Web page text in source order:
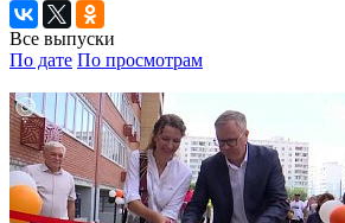
Все выпуски
По дате По просмотрам